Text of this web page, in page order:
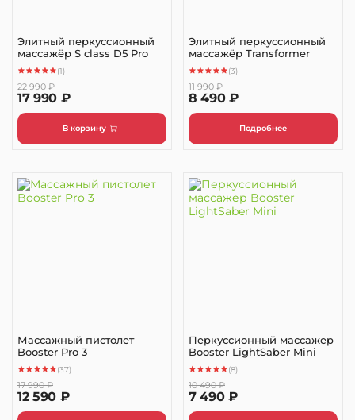
Элитный перкуссионный
массажёр S class D5 Pro
(1)
22 990 ₽
17 990 ₽
В корзину
Элитный перкуссионный
массажёр Transformer
(3)
11 990 ₽
8 490 ₽
Подробнее
Массажный пистолет
Booster Pro 3
(37)
17 990 ₽
12 590 ₽
Перкуссионный массажер
Booster LightSaber Mini
(8)
10 490 ₽
7 490 ₽